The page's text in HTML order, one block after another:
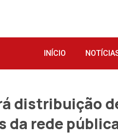
INÍCIO
distribuição
da rede